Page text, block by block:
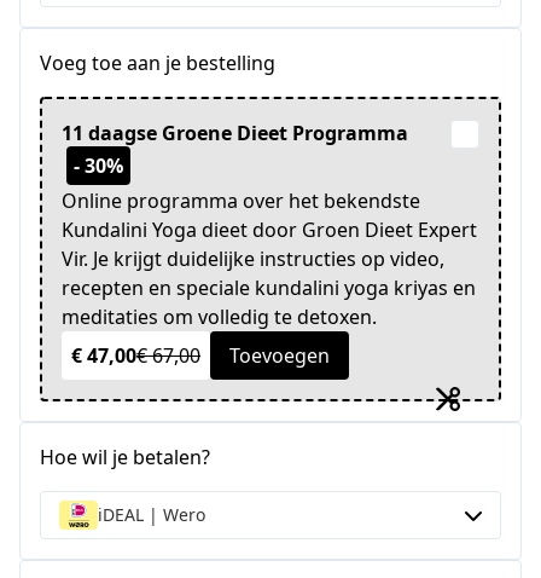
Voeg toe aan je bestelling
11 daagse Groene Dieet Programma
- 30%
Online programma over het bekendste
Kundalini Yoga dieet door Groen Dieet Expert
Vir. Je krijgt duidelijke instructies op video,
recepten en speciale kundalini yoga kriyas en
meditaties om volledig te detoxen.
€ 47,00€ 67,00 Toevoegen
Hoe wil je betalen?
iDEAL | Wero